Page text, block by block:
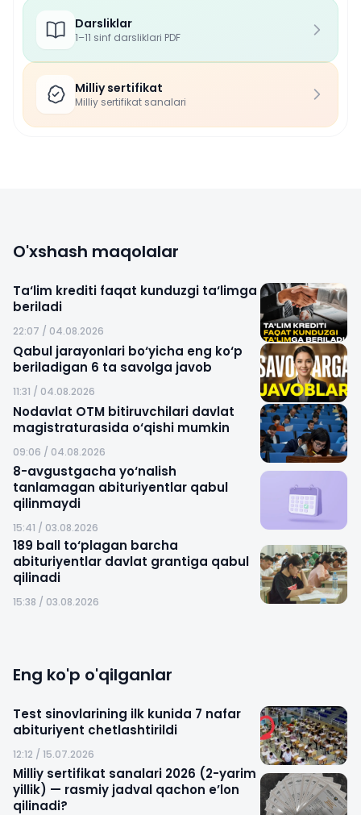
Darsliklar
1–11 sinf darsliklari PDF
Milliy sertifikat
Milliy sertifikat sanalari
O'xshash maqolalar
Ta‘lim krediti faqat kunduzgi ta‘limga
beriladi
22:07 / 04.08.2026
Qabul jarayonlari bo‘yicha eng ko‘p
beriladigan 6 ta savolga javob
11:31 / 04.08.2026
Nodavlat OTM bitiruvchilari davlat
magistraturasida o‘qishi mumkin
09:06 / 04.08.2026
8-avgustgacha yo‘nalish
tanlamagan abituriyentlar qabul
qilinmaydi
15:41 / 03.08.2026
189 ball to‘plagan barcha
abituriyentlar davlat grantiga qabul
qilinadi
15:38 / 03.08.2026
Eng ko'p o'qilganlar
Test sinovlarining ilk kunida 7 nafar
abituriyent chetlashtirildi
12:12 / 15.07.2026
Milliy sertifikat sanalari 2026 (2-yarim
yillik) — rasmiy jadval qachon e’lon
qilinadi?